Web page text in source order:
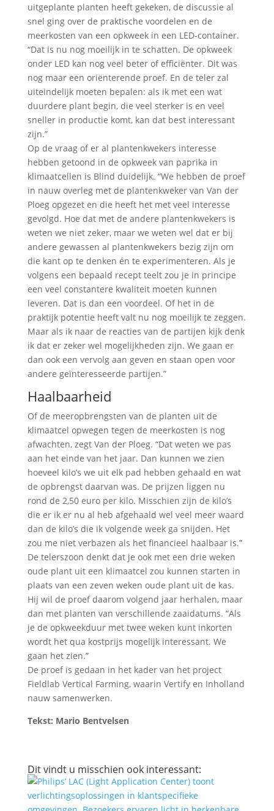
uitgeplante planten heeft gekeken, de discussie al
snel ging over de praktische voordelen en de
meerkosten van een opkweek in een LED-container.
“Dat is nu nog moeilijk in te schatten. De opkweek
onder LED kan nog veel beter of efficiënter. Dit was
nog maar een oriënterende proef. En de teler zal
uiteindelijk moeten bepalen: als ik met een wat
duurdere plant begin, die veel sterker is en veel
sneller in productie komt, kan dat best interessant
zijn.”
Op de vraag of er al plantenkwekers interesse
hebben getoond in de opkweek van paprika in
klimaatcellen is Blind duidelijk. “We hebben de proef
in nauw overleg met de plantenkweker van Van der
Ploeg opgezet en die heeft het met veel interesse
gevolgd. Hoe dat met de andere plantenkwekers is
weten we niet zeker, maar we weten wel dat er bij
andere gewassen al plantenkwekers bezig zijn om
die kant op te denken én te experimenteren. Als je
volgens een bepaald recept teelt zou je in principe
een veel constantere kwaliteit moeten kunnen
leveren. Dat is dan een voordeel. Of het in de
praktijk potentie heeft valt nu nog moeilijk te zeggen.
Maar als ik naar de reacties van de partijen kijk denk
ik dat er zeker wel mogelijkheden zijn. We gaan er
dan ook een vervolg aan geven en staan open voor
andere geïnteresseerde partijen.”
Haalbaarheid
Of de meeropbrengsten van de planten uit de
klimaatcel opwegen tegen de meerkosten is nog
afwachten, zegt Van der Ploeg. “Dat weten we pas
aan het einde van het jaar. Dan kunnen we zien
hoeveel kilo’s we uit elk pad hebben gehaald en wat
de opbrengst daarvan was. De prijzen liggen nu
rond de 2,50 euro per kilo. Misschien zijn de kilo’s
die er ik er nu al heb afgehaald wel veel meer waard
dan de kilo’s die ik volgende week ga snijden. Het
zou me niet verbazen als het financieel haalbaar is.”
De telerszoon denkt dat je ook met een drie weken
oude plant uit een klimaatcel zou kunnen starten in
plaats van een zeven weken oude plant uit de kas.
Hij wil de proef daarom volgend jaar herhalen, maar
dan met planten van verschillende zaaidatums. “Als
je de opkweekduur met twee weken kunt inkorten
wordt het qua kostprijs mogelijk interessant. We
gaan het zien.”
De proef is gedaan in het kader van het project
Fieldlab Vertical Farming, waarin Vertify en Inholland
nauw samenwerken.
Tekst: Mario Bentvelsen
Dit vindt u misschien ook interessant: